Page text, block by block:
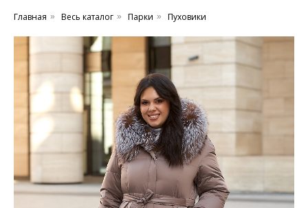
Главная » Весь каталог » Парки » Пуховики